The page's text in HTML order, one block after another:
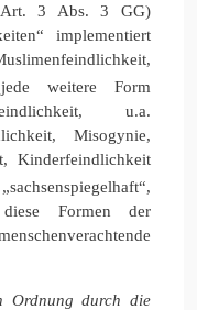
(Art. 3 Abs. 3 GG)
implementiert
weitere Form
u.a.
Misogynie,
Kinderfeindlichkeit
Formen der
Ordnung durch die